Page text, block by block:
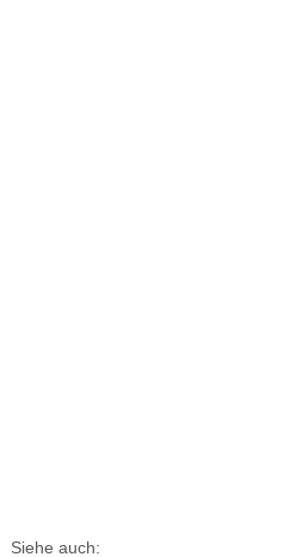
Siehe auch: